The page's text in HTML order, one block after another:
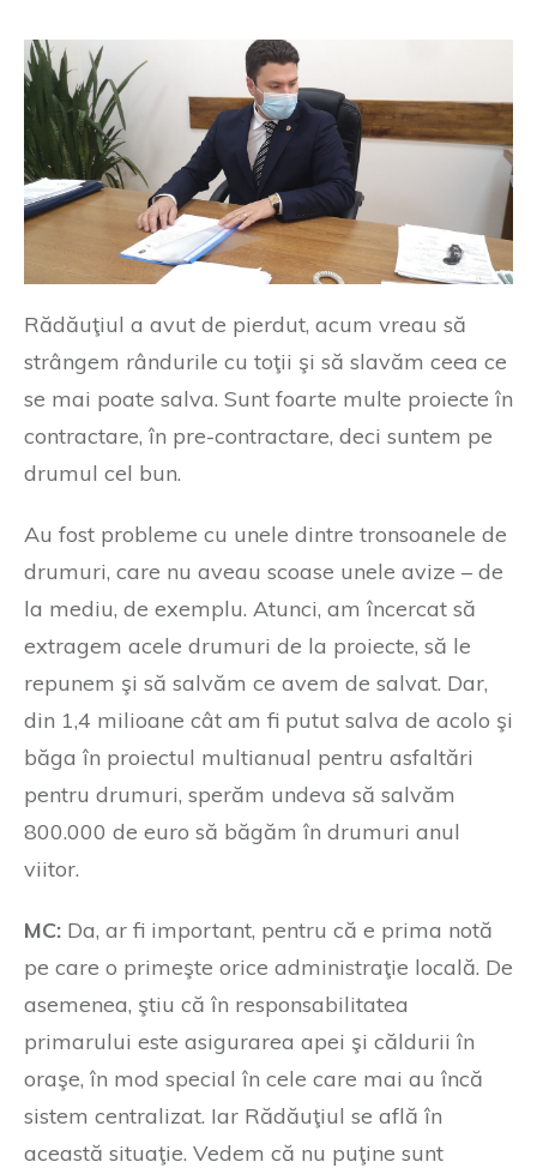
Rădăuţiul a avut de pierdut, acum vreau să
strângem rândurile cu toţii şi să slavăm ceea ce
se mai poate salva. Sunt foarte multe proiecte în
contractare, în pre-contractare, deci suntem pe
drumul cel bun.
Au fost probleme cu unele dintre tronsoanele de
drumuri, care nu aveau scoase unele avize – de
la mediu, de exemplu. Atunci, am încercat să
extragem acele drumuri de la proiecte, să le
repunem şi să salvăm ce avem de salvat. Dar,
din 1,4 milioane cât am fi putut salva de acolo şi
băga în proiectul multianual pentru asfaltări
pentru drumuri, sperăm undeva să salvăm
800.000 de euro să băgăm în drumuri anul
viitor.
MC: Da, ar fi important, pentru că e prima notă
pe care o primeşte orice administraţie locală. De
asemenea, ştiu că în responsabilitatea
primarului este asigurarea apei şi căldurii în
oraşe, în mod special în cele care mai au încă
sistem centralizat. Iar Rădăuţiul se află în
această situaţie. Vedem că nu puţine sunt